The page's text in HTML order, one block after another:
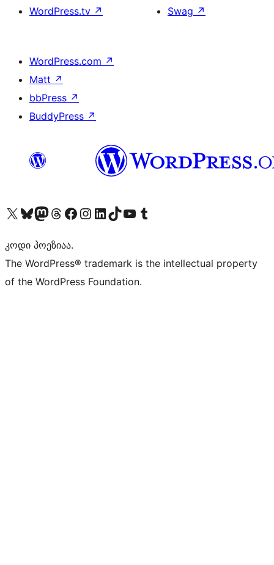
WordPress.tv ↗
Swag ↗
WordPress.com ↗
Matt ↗
bbPress ↗
BuddyPress ↗
Visit our X (formerly Twitter) account
Visit our Bluesky account
Visit our Mastodon account
Visit our Threads account
Visit our Facebook page
Visit our Instagram account
Visit our LinkedIn account
Visit our TikTok account
Visit our YouTube channel
Visit our Tumblr account
კოდი პოეზიაა.
The WordPress® trademark is the intellectual property
of the WordPress Foundation.